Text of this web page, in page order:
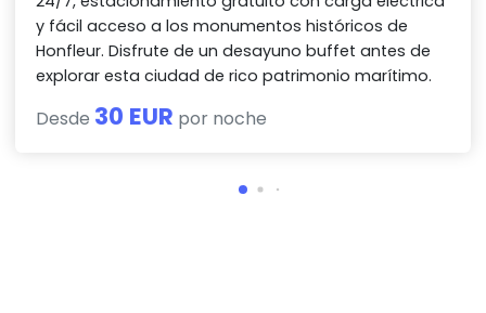
y fácil acceso a los monumentos históricos de
Honfleur. Disfrute de un desayuno buffet antes de
explorar esta ciudad de rico patrimonio marítimo.
Desde 30 EUR por noche